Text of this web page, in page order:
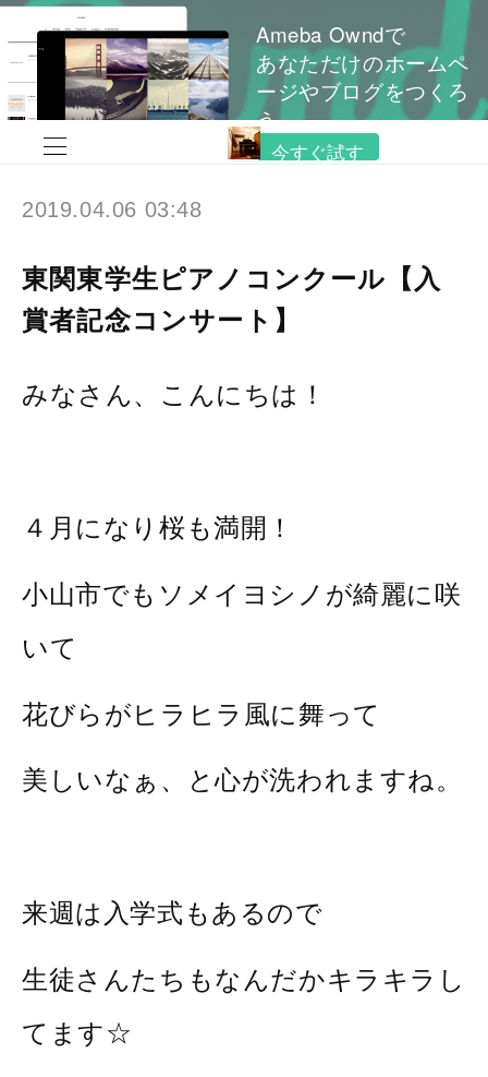
Ameba Owndで
あなただけのホームペ
ージやブログをつくろ
う
今すぐ試す
2019.04.06 03:48
東関東学生ピアノコンクール【入
賞者記念コンサート】
みなさん、こんにちは！
４月になり桜も満開！
小山市でもソメイヨシノが綺麗に咲
いて
花びらがヒラヒラ風に舞って
美しいなぁ、と心が洗われますね。
来週は入学式もあるので
生徒さんたちもなんだかキラキラし
てます☆